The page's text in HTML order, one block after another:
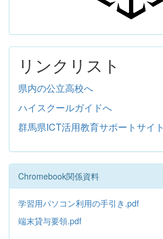
リンクリスト
県内の公立高校へ
ハイスクールガイドへ
群馬県ICT活用教育サポートサイ
Chromebook関係資料
学習用パソコン利用の手引き.pdf
端末貸与要領.pdf